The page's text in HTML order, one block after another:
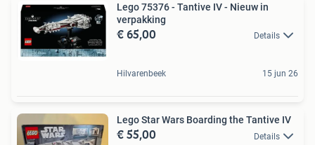
Lego 75376 - Tantive IV - Nieuw in
verpakking
€ 65,00 Details
Hilvarenbeek 15 jun 26
Lego Star Wars Boarding the Tantive IV
€ 55,00 Details